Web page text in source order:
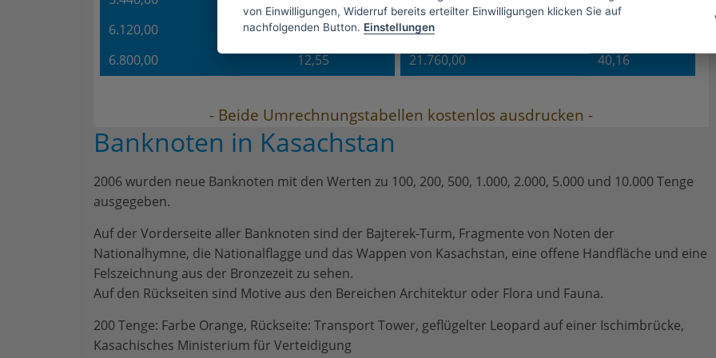
6.120,00
11,30
6.800,00
12,55
20.400,00
21.760,00
40,16
- Beide Umrechnungstabellen kostenlos ausdrucken -
Banknoten in Kasachstan
2006 wurden neue Banknoten mit den Werten zu 100, 200, 500, 1.000, 2.000, 5.000 und 10.000 Tenge
ausgegeben.
Auf der Vorderseite aller Banknoten sind der Bajterek-Turm, Fragmente von Noten der
Nationalhymne, die Nationalflagge und das Wappen von Kasachstan, eine offene Handfläche und eine
Felszeichnung aus der Bronzezeit zu sehen.
Auf den Rückseiten sind Motive aus den Bereichen Architektur oder Flora und Fauna.
200 Tenge: Farbe Orange, Rückseite: Transport Tower, geflügelter Leopard auf einer Ischimbrücke,
Kasachisches Ministerium für Verteidigung
von Einwilligungen, Widerruf bereits erteilter Einwilligungen klicken Sie auf
nachfolgenden Button. Einstellungen